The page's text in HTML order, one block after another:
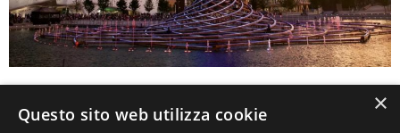
×
Questo sito web utilizza cookie